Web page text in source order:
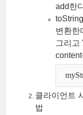
add한
변환한
그리고
클라이언트
법